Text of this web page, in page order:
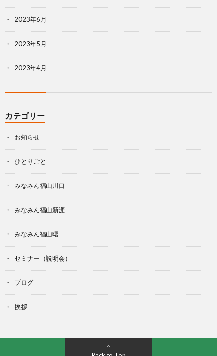
2023年6月
2023年5月
2023年4月
カテゴリー
お知らせ
ひとりごと
みなみん福山川口
みなみん福山新涯
みなみん福山曙
セミナー（説明会）
ブログ
挨拶